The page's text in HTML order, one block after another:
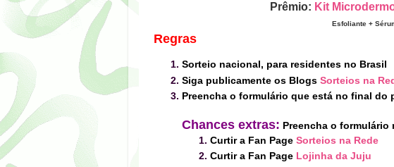
Prêmio: Kit
Esfoliante +
Regras
Sorteio nacional, para residentes no Brasil
Siga publicamente os Blogs Sorteios na
Preencha o formulário que está no final do
Chances extras: Preencha o formulário
Curtir a Fan Page Sorteios na Rede
Curtir a Fan Page Lojinha da Juju